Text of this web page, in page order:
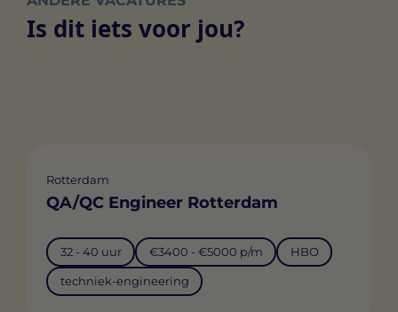
Is dit iets voor jou?
Rotterdam
QA/QC Engineer Rotterdam
32 - 40 uur €3400 - €5000 p/m HBO
techniek-engineering